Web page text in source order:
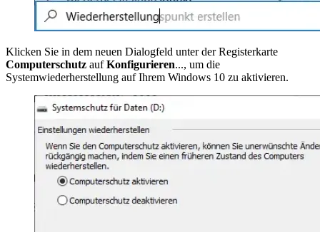
Klicken Sie in dem neuen Dialogfeld unter der Registerkarte
Computerschutz aufKonfigurieren..., um die
Systemwiederherstellung auf Ihrem Windows 10 zu aktivieren.